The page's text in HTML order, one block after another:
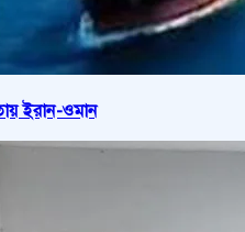
ইরান-ওমান